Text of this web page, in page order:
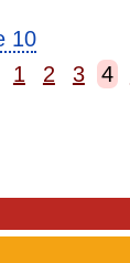
10
1 2 3 4